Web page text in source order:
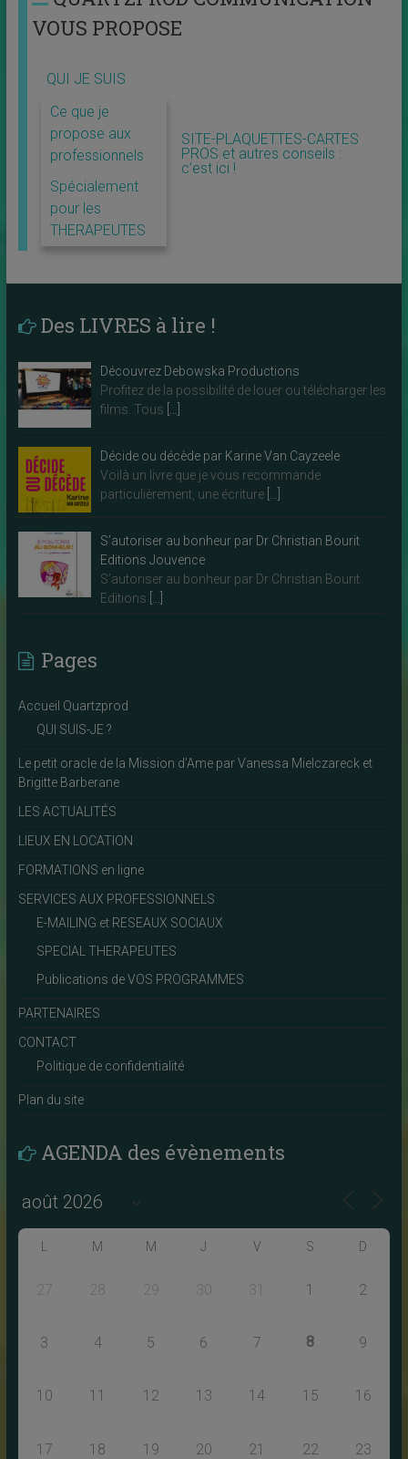
VOUS PROPOSE
QUI JE SUIS
Ce que je
propose aux
professionnels
Spécialement
pour les
THERAPEUTES
SITE-PLAQUETTES-CARTES
PROS et autres conseils :
c’est ici !
Des LIVRES à lire !
Découvrez Debowska Productions
Profitez de la possibilité de louer ou télécharger les
films. Tous […]
Décide ou décède par Karine Van Cayzeele
Voilà un livre que je vous recommande
particulièrement, une écriture […]
S’autoriser au bonheur par Dr Christian Bourit
Editions Jouvence
S’autoriser au bonheur par Dr Christian Bourit
Editions […]
Pages
Accueil Quartzprod
QUI SUIS-JE ?
Le petit oracle de la Mission d’Ame par Vanessa Mielczareck et
Brigitte Barberane
LES ACTUALITÉS
LIEUX EN LOCATION
FORMATIONS en ligne
SERVICES AUX PROFESSIONNELS
E-MAILING et RESEAUX SOCIAUX
SPECIAL THERAPEUTES
Publications de VOS PROGRAMMES
PARTENAIRES
CONTACT
Politique de confidentialité
Plan du site
AGENDA des évènements
L M M J V S D
27 28 29 30 31 1 2
3 4 5 6 7 8 9
10 11 12 13 14 15 16
17 18 19 20 21 22 23